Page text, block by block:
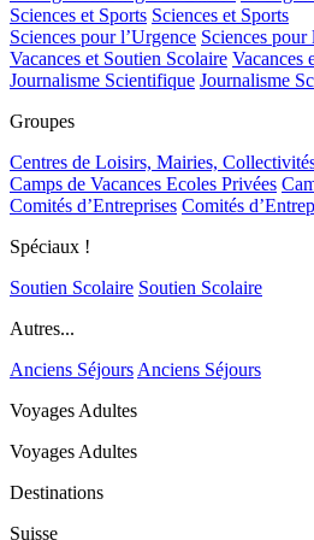
Sciences et Sports Sciences et Sports
Sciences pour l’Urgence Sciences pour
Vacances et Soutien Scolaire Vacances
Journalisme Scientifique Journalisme
Groupes
Centres de Loisirs, Mairies,
Camps de Vacances Ecoles Privées
Comités d’Entreprises Comités
Spéciaux !
Soutien Scolaire Soutien Scolaire
Autres...
Anciens Séjours Anciens Séjours
Voyages Adultes
Voyages Adultes
Destinations
Suisse